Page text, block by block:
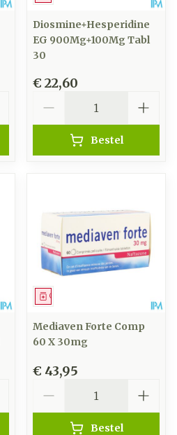
Diosmine+Hesperidine
EG 900Mg+100Mg Tabl
30
€ 22,60
Bestel
Geneesmiddel
Mediaven Forte Comp
60 X 30mg
€ 43,95
Bestel